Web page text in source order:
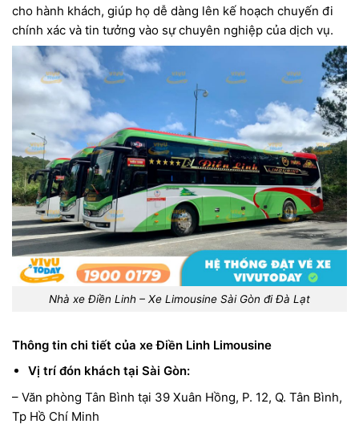
cho hành khách, giúp họ dễ dàng lên kế hoạch chuyến đi
chính xác và tin tưởng vào sự chuyên nghiệp của dịch vụ.
Nhà xe Điền Linh – Xe Limousine Sài Gòn đi Đà Lạt
Thông tin chi tiết của xe Điền Linh Limousine
Vị trí đón khách tại Sài Gòn:
– Văn phòng Tân Bình tại 39 Xuân Hồng, P. 12, Q. Tân Bình,
Tp Hồ Chí Minh